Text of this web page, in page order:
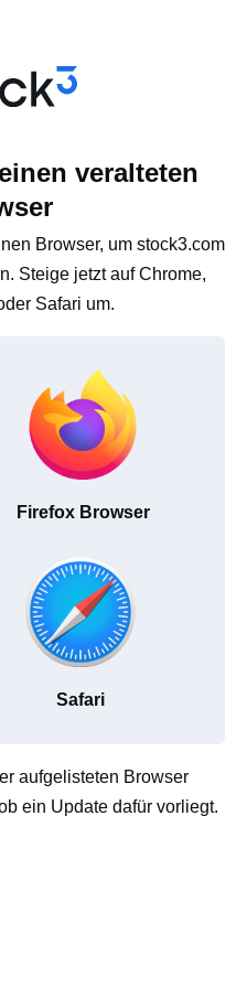
veralteten
Browser, um stock3.com
Steige jetzt auf Chrome,
Safari um.
Firefox Browser
Safari
aufgelisteten Browser
ein Update dafür vorliegt.